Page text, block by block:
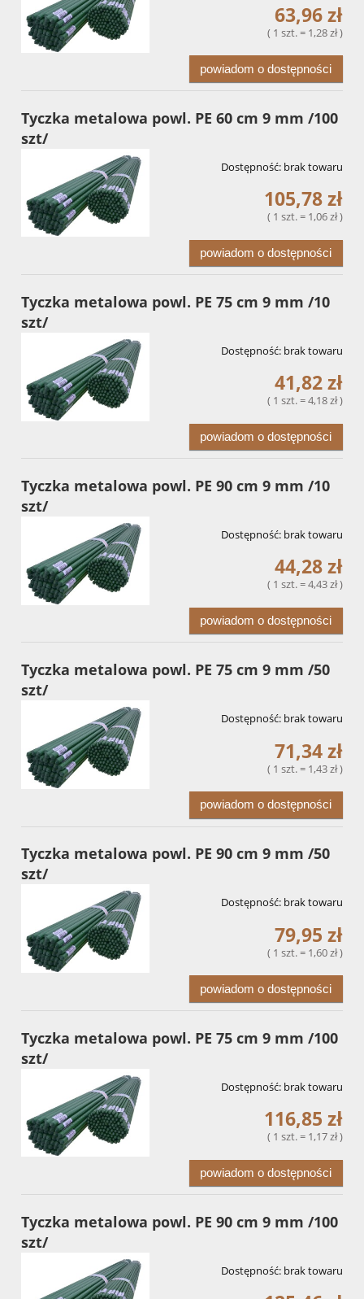
63,96 zł
( 1 szt. = 1,28 zł )
powiadom o dostępności
Tyczka metalowa powl. PE 60 cm 9 mm /100
szt/
Dostępność: brak towaru
105,78 zł
( 1 szt. = 1,06 zł )
powiadom o dostępności
Tyczka metalowa powl. PE 75 cm 9 mm /10
szt/
Dostępność: brak towaru
41,82 zł
( 1 szt. = 4,18 zł )
powiadom o dostępności
Tyczka metalowa powl. PE 90 cm 9 mm /10
szt/
Dostępność: brak towaru
44,28 zł
( 1 szt. = 4,43 zł )
powiadom o dostępności
Tyczka metalowa powl. PE 75 cm 9 mm /50
szt/
Dostępność: brak towaru
71,34 zł
( 1 szt. = 1,43 zł )
powiadom o dostępności
Tyczka metalowa powl. PE 90 cm 9 mm /50
szt/
Dostępność: brak towaru
79,95 zł
( 1 szt. = 1,60 zł )
powiadom o dostępności
Tyczka metalowa powl. PE 75 cm 9 mm /100
szt/
Dostępność: brak towaru
116,85 zł
( 1 szt. = 1,17 zł )
powiadom o dostępności
Tyczka metalowa powl. PE 90 cm 9 mm /100
szt/
Dostępność: brak towaru